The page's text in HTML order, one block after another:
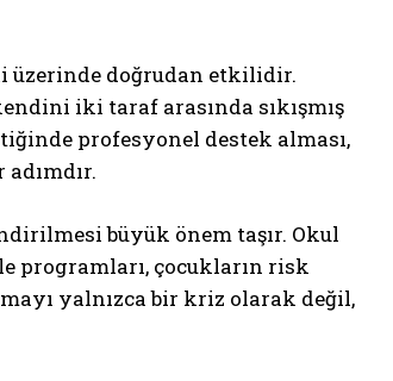
üzerinde doğrudan etkilidir.
iki taraf arasında sıkışmış
profesyonel destek alması,
büyük önem taşır. Okul
programları, çocukların risk
yalnızca bir kriz olarak değil,